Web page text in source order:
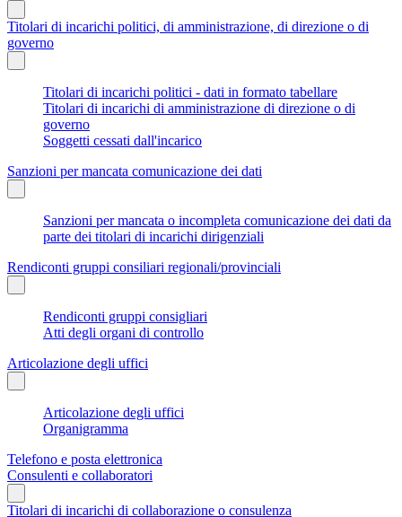
Titolari di incarichi politici, di amministrazione, di direzione o di
governo
Titolari di incarichi politici - dati in formato tabellare
Titolari di incarichi di amministrazione di direzione o di
governo
Soggetti cessati dall'incarico
Sanzioni per mancata comunicazione dei dati
Sanzioni per mancata o incompleta comunicazione dei dati da
parte dei titolari di incarichi dirigenziali
Rendiconti gruppi consiliari regionali/provinciali
Rendiconti gruppi consigliari
Atti degli organi di controllo
Articolazione degli uffici
Articolazione degli uffici
Organigramma
Telefono e posta elettronica
Consulenti e collaboratori
Titolari di incarichi di collaborazione o consulenza